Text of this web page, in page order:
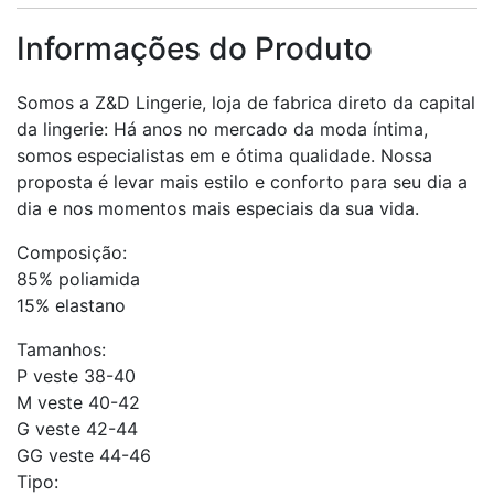
Informações do Produto
Somos a Z&D Lingerie, loja de fabrica direto da capital
da lingerie: Há anos no mercado da moda íntima,
somos especialistas em e ótima qualidade. Nossa
proposta é levar mais estilo e conforto para seu dia a
dia e nos momentos mais especiais da sua vida.
Composição:
85% poliamida
15% elastano
Tamanhos:
P veste 38-40
M veste 40-42
G veste 42-44
GG veste 44-46
Tipo: